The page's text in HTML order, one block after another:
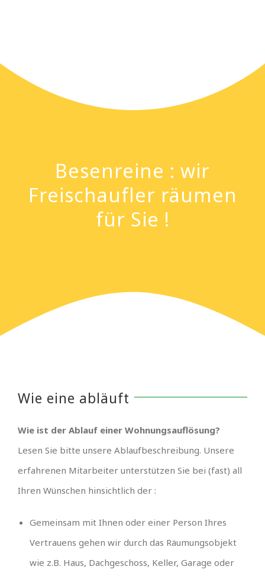
Besenreine : wir
Freischaufler räumen
für Sie !
Wie eine abläuft
Wie ist der Ablauf einer Wohnungsauflösung?
Lesen Sie bitte unsere Ablaufbeschreibung. Unsere
erfahrenen Mitarbeiter unterstützen Sie bei (fast) all
Ihren Wünschen hinsichtlich der :
Gemeinsam mit Ihnen oder einer Person Ihres
Vertrauens gehen wir durch das Räumungsobjekt
wie z.B. Haus, Dachgeschoss, Keller, Garage oder